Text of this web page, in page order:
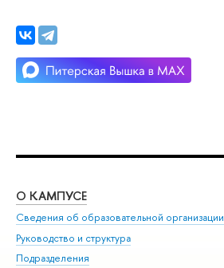
О КАМПУСЕ
Сведения об образовательной организации
Руководство и структура
Подразделения